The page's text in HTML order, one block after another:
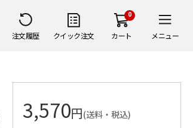
注文履歴 クイック注文
0
カート メニュー
3,570円(送料・税込)